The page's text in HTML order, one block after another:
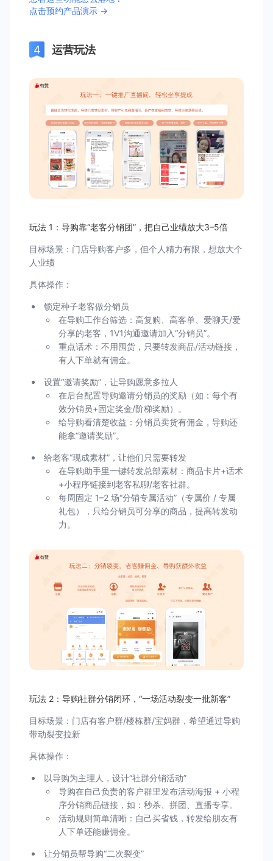
点击预约产品演示 →
运营玩法
玩法 1：导购靠“老客分销团”，把自己业绩放大3–5倍
目标场景：门店导购客户多，但个人精力有限，想放大个
人业绩
具体操作：
锁定种子老客做分销员
在导购工作台筛选：高复购、高客单、爱聊天/爱
分享的老客，1V1沟通邀请加入“分销员”。
重点话术：不用囤货，只要转发商品/活动链接，
有人下单就有佣金。
设置“邀请奖励”，让导购愿意多拉人
在后台配置导购邀请分销员的奖励（如：每个有
效分销员+固定奖金/阶梯奖励）。
给导购看清楚收益：分销员卖货有佣金，导购还
能拿“邀请奖励”。
给老客“现成素材”，让他们只需要转发
在导购助手里一键转发总部素材：商品卡片+话术
+小程序链接到老客私聊/老客社群。
每周固定 1–2 场“分销专属活动”（专属价 / 专属
礼包），只给分销员可分享的商品，提高转发动
力。
玩法 2：导购社群分销闭环，“一场活动裂变一批新客”
目标场景：门店有客户群/楼栋群/宝妈群，希望通过导购
带动裂变拉新
具体操作：
以导购为主理人，设计“社群分销活动”
导购在自己负责的客户群里发布活动海报 + 小程
序分销商品链接，如：秒杀、拼团、直播专享。
活动规则简单清晰：自己买省钱，转发给朋友有
人下单还能赚佣金。
让分销员帮导购“二次裂变”